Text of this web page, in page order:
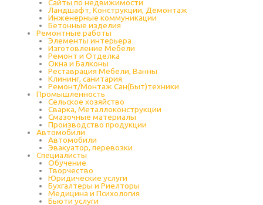
Сайты по недвижимости
Ландшафт, Конструкции, Демонтаж
Инженерные коммуникации
Бетонные изделия
Ремонтные работы
Элементы интерьера
Изготовление Мебели
Ремонт и Отделка
Окна и Балконы
Реставрация Мебели, Ванны
Клининг, санитария
Ремонт/Монтаж Сан(Быт)техники
Промышленность
Cельское хозяйство
Сварка, Металлоконструкции
Cмазочные материалы
Производство продукции
Автомобили
Автомобили
Эвакуатор, перевозки
Специалисты
Обучение
Творчество
Юридические услуги
Бухгалтеры и Риелторы
Медицина и Психология
Бьюти услуги